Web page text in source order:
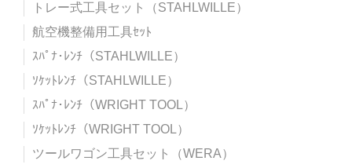
トレー式工具セット（STAHLWILLE）
航空機整備用工具ｾｯﾄ
ｽﾊﾟﾅ･ﾚﾝﾁ（STAHLWILLE）
ｿｹｯﾄﾚﾝﾁ（STAHLWILLE）
ｽﾊﾟﾅ･ﾚﾝﾁ（WRIGHT TOOL）
ｿｹｯﾄﾚﾝﾁ（WRIGHT TOOL）
ツールワゴン工具セット（WERA）